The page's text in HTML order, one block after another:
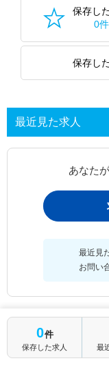
保存し
0件
保存し
最近見た求人
あなた
最近見
お問い
0件
保存した求人 最